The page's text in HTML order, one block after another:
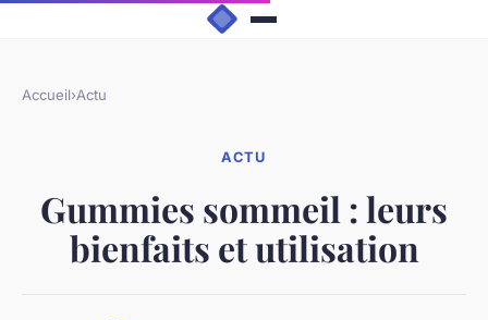
Accueil›Actu
ACTU
Gummies sommeil : leurs
bienfaits et utilisation